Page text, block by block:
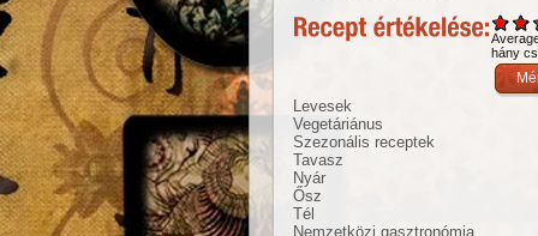
hány
Levesek
Vegetáriánus
Szezonális receptek
Tavasz
Nyár
Ősz
Tél
Nemzetközi gasztronómia